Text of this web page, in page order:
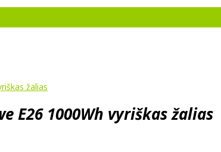
žalias
E26 1000Wh vyriškas žalias